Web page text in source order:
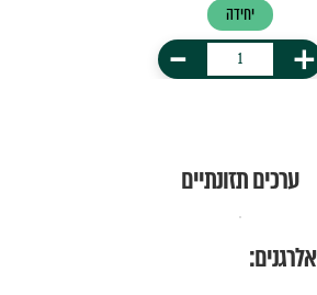
יחידה
+
-
ערכים תזונתיים
אלרגנים: